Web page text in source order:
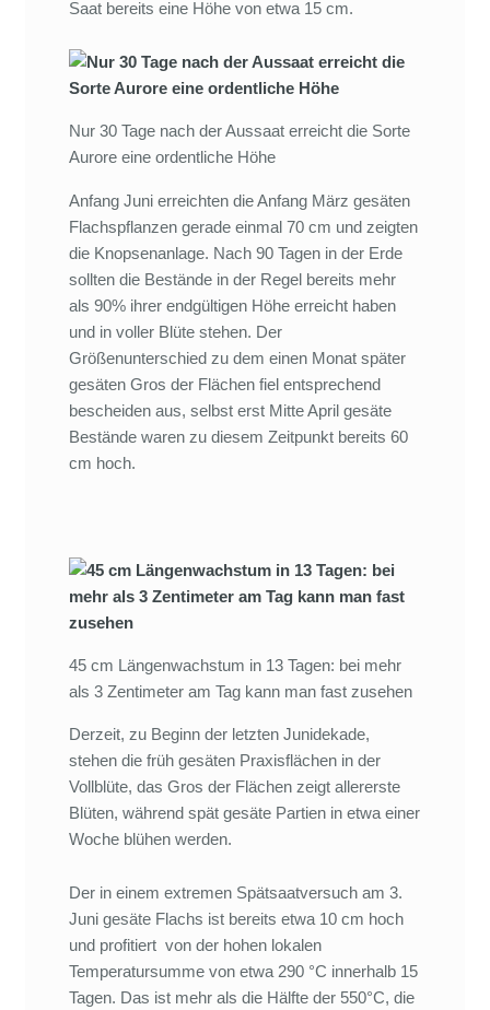
Saat bereits eine Höhe von etwa 15 cm.
Nur 30 Tage nach der Aussaat erreicht die Sorte
Aurore eine ordentliche Höhe
Anfang Juni erreichten die Anfang März gesäten
Flachspflanzen gerade einmal 70 cm und zeigten
die Knopsenanlage. Nach 90 Tagen in der Erde
sollten die Bestände in der Regel bereits mehr
als 90% ihrer endgültigen Höhe erreicht haben
und in voller Blüte stehen. Der
Größenunterschied zu dem einen Monat später
gesäten Gros der Flächen fiel entsprechend
bescheiden aus, selbst erst Mitte April gesäte
Bestände waren zu diesem Zeitpunkt bereits 60
cm hoch.
45 cm Längenwachstum in 13 Tagen: bei mehr
als 3 Zentimeter am Tag kann man fast zusehen
Derzeit, zu Beginn der letzten Junidekade,
stehen die früh gesäten Praxisflächen in der
Vollblüte, das Gros der Flächen zeigt allererste
Blüten, während spät gesäte Partien in etwa einer
Woche blühen werden.
Der in einem extremen Spätsaatversuch am 3.
Juni gesäte Flachs ist bereits etwa 10 cm hoch
und profitiert von der hohen lokalen
Temperatursumme von etwa 290 °C innerhalb 15
Tagen. Das ist mehr als die Hälfte der 550°C, die